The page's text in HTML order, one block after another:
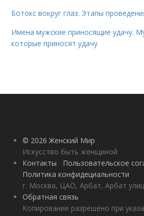
Ботокс вокруг глаз. Этапы
Имена мужские приносящие удачу.
которые приносят удачу
© 2026 Женский Мир
Искусство быть женщиной
Контакты
Пользовательское
Политика конфидециальности
г. Москва, ЦАО, Арбат, Арбат
Обратная связь
Копирование разрешено при